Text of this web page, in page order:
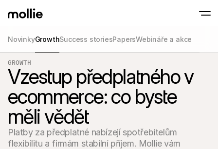
Tap to Pay na iPhonu
Přijímejte bezkontaktní platby přímo na
Zjistit více
Online platby
Přijímejte a spravujte
Osobní platby
Přijímejte platby
a zařízení
Opakované platby
Sbírejte opakované
NovinkyGrowthSuccess storiesPapersWebináře a akce
GROWTH
Vzestup předplatného v
ecommerce: co byste
měli vědět
Platby za předplatné nabízejí spotřebitelům
flexibilitu a firmám stabilní příjem. Mollie vám